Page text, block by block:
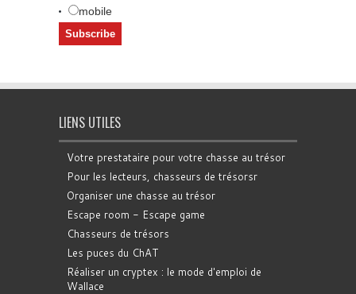
mobile
LIENS UTILES
Votre prestataire pour votre chasse au trésor
Pour les lecteurs, chasseurs de trésorsr
Organiser une chasse au trésor
Escape room - Escape game
Chasseurs de trésors
Les puces du ChAT
Réaliser un cryptex : le mode d'emploi de
Wallace